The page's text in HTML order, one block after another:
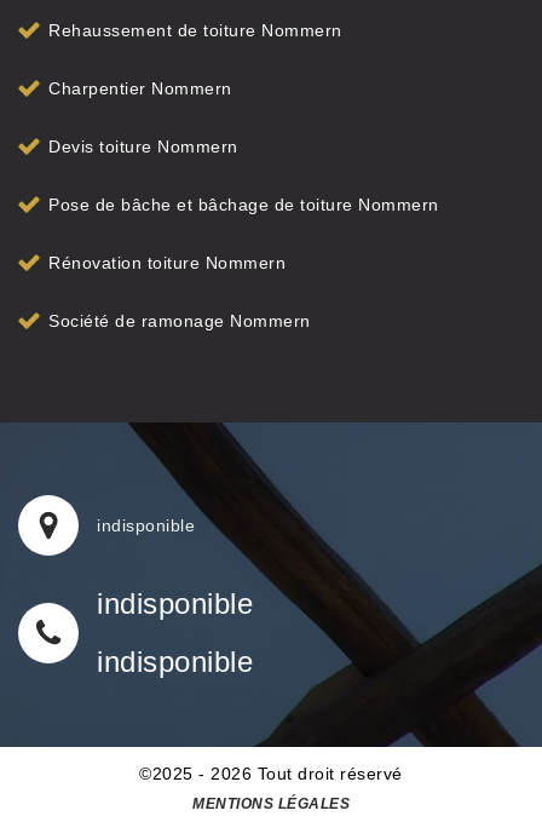
Rehaussement de toiture Nommern
Charpentier Nommern
Devis toiture Nommern
Pose de bâche et bâchage de toiture Nommern
Rénovation toiture Nommern
Société de ramonage Nommern
indisponible
indisponible
indisponible
©2025 - 2026 Tout droit réservé
MENTIONS LÉGALES